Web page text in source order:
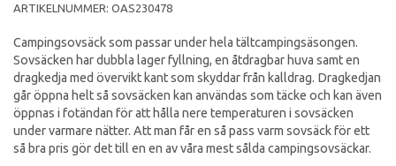
ARTIKELNUMMER: OAS230478
Campingsovsäck som passar under hela tältcampingsäsongen.
Sovsäcken har dubbla lager fyllning, en åtdragbar huva samt en
dragkedja med övervikt kant som skyddar från kalldrag. Dragkedjan
går öppna helt så sovsäcken kan användas som täcke och kan även
öppnas i fotändan för att hålla nere temperaturen i sovsäcken
under varmare nätter. Att man får en så pass varm sovsäck för ett
så bra pris gör det till en en av våra mest sålda campingsovsäckar.